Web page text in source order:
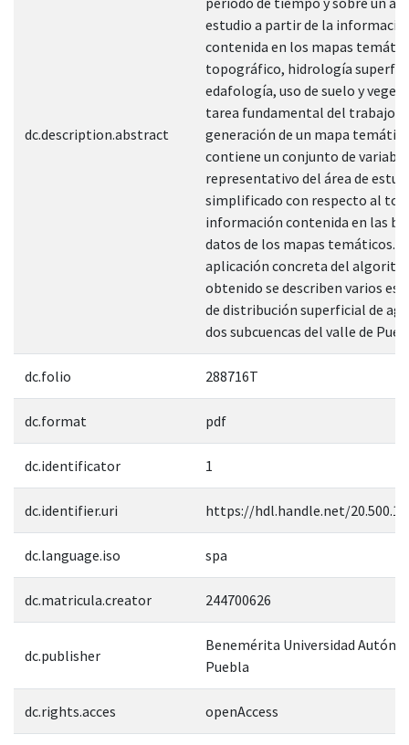
dc.description.abstract
estudio a partir de la
contenida en los mapas
topográfico, hidrología
edafología, uso de suelo y
tarea fundamental del trabajo,
generación de un mapa
contiene un conjunto de
representativo del área de
simplificado con respecto al
información contenida en las
datos de los mapas temáticos.
aplicación concreta del
obtenido se describen varios
de distribución superficial de
dos subcuencas del valle de
dc.folio 288716T
dc.format pdf
dc.identificator 1
dc.identifier.uri https://hdl.handle.net/
dc.language.iso spa
dc.matricula.creator 244700626
dc.publisher
Benemérita Universidad
Puebla
dc.rights.acces openAccess